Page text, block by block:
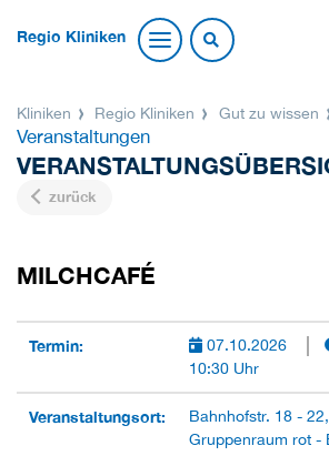
Regio Kliniken
Kliniken Regio Kliniken Gut zu wissen
Veranstaltungen
zurück
MILCHCAFÉ
Termin: 07.10.2026
10:30 Uhr
Veranstaltungsort:
Bahnhofstr. 18 -
Gruppenraum rot -